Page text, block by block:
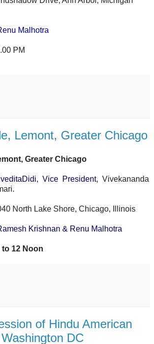
Malhotra
PM
Lemont, Greater Chicago
Greater Chicago
Vice President, Vivekananda
North Lake Shore, Chicago, Illinois
Krishnan & Renu Malhotra
to 12 Noon
of Hindu American
DC